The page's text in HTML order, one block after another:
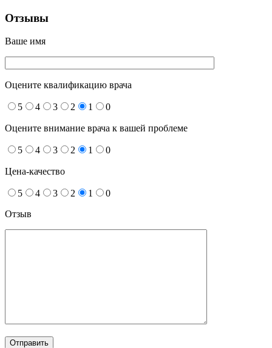
Отзывы
Ваше имя
Оцените квалификацию врача
5 4 3 2 1 0
Оцените внимание врача к вашей проблеме
5 4 3 2 1 0
Цена-качество
5 4 3 2 1
0
Отзыв